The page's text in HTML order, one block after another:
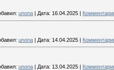
unona Дата: 16.04.2025
unona | Дата: 14.04.2025 |
unona | Дата: 13.04.2025 |